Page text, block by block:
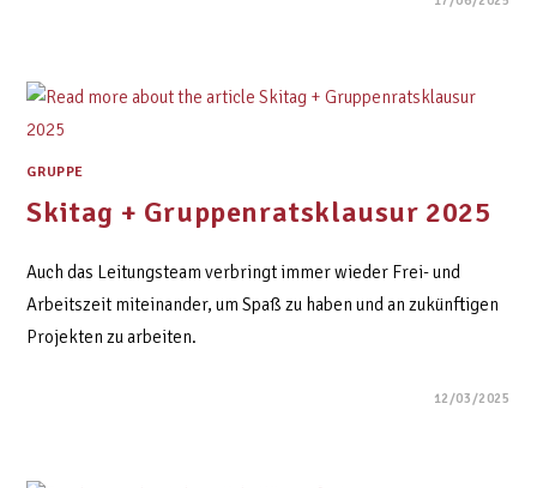
GRUPPE
Skitag + Gruppenratsklausur 2025
Auch das Leitungsteam verbringt immer wieder Frei- und
Arbeitszeit miteinander, um Spaß zu haben und an zukünftigen
Projekten zu arbeiten.
12/03/2025